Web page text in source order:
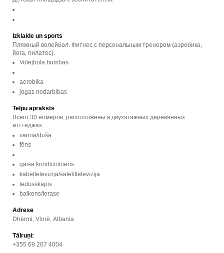
Izklaide un sports
Пляжный волейбол. Фитнес с персональным тренером (аэробика,
йога, пилатес).
Volejbola bumbas
aerobika
jogas nodarbibas
Telpu apraksts
Всего 30 номеров, расположены в двухэтажных деревянных
коттеджах.
vanna/duša
fēns
gaisa kondicionieris
kabeļtelevīzija/satelīttelevīzija
ledusskapis
balkons/terase
Adrese
Dhërmi, Vlorë, Albania
Tālruņi:
+355 69 207 4004